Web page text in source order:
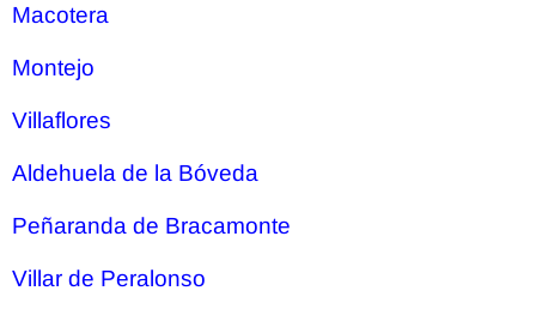
Macotera
Montejo
Villaflores
Aldehuela de la Bóveda
Peñaranda de Bracamonte
Villar de Peralonso